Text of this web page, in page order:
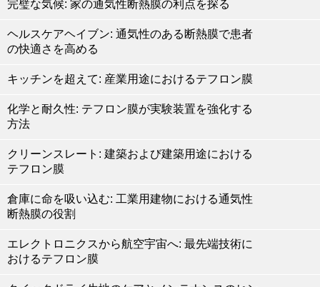
完璧な気候: 家の通気性断熱膜の利点を探る
ヘルスケアヘイブン: 通気性のある断熱膜で患者
の快適さを高める
キッチンを超えて: 産業用途におけるテフロン膜
化学と耐久性: テフロン膜が実験装置を強化する
方法
クリーンスレート: 建築および建築用途における
テフロン膜
倉庫に命を吸い込む: 工業用建物における通気性
断熱膜の役割
エレクトロニクスから航空宇宙へ: 最先端技術に
おけるテフロン膜